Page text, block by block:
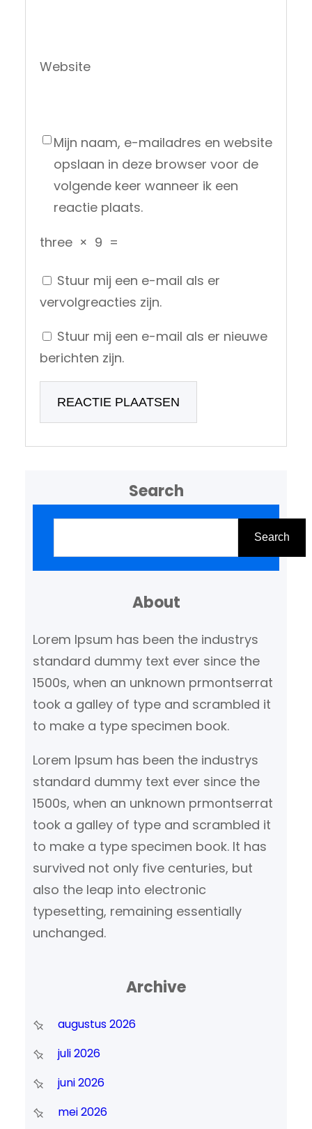
Website
Mijn naam, e-mailadres en website
opslaan in deze browser voor de
volgende keer wanneer ik een
reactie plaats.
three × 9 =
Stuur mij een e-mail als er
vervolgreacties zijn.
Stuur mij een e-mail als er nieuwe
berichten zijn.
Search
Search
About
Lorem Ipsum has been the industrys
standard dummy text ever since the
1500s, when an unknown prmontserrat
took a galley of type and scrambled it
to make a type specimen book.
Lorem Ipsum has been the industrys
standard dummy text ever since the
1500s, when an unknown prmontserrat
took a galley of type and scrambled it
to make a type specimen book. It has
survived not only five centuries, but
also the leap into electronic
typesetting, remaining essentially
unchanged.
Archive
augustus 2026
juli 2026
juni 2026
mei 2026